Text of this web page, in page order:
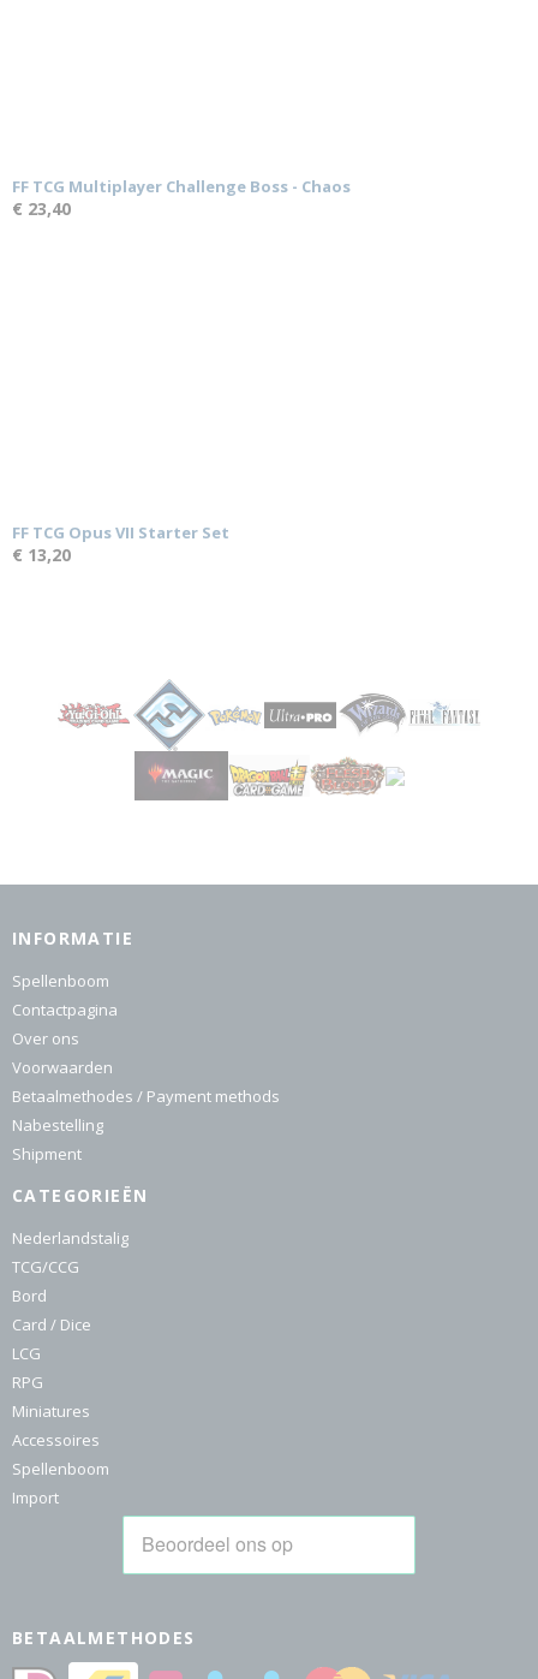
FF TCG Multiplayer Challenge Boss - Chaos
€ 23,40
FF TCG Opus VII Starter Set
€ 13,20
INFORMATIE
Spellenboom
Contactpagina
Over ons
Voorwaarden
Betaalmethodes / Payment methods
Nabestelling
Shipment
CATEGORIEËN
Nederlandstalig
TCG/CCG
Bord
Card / Dice
LCG
RPG
Miniatures
Accessoires
Spellenboom
Import
BETAALMETHODES